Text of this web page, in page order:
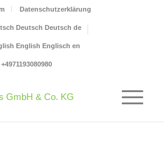
Datenschutzerklärung
Deutsch Deutsch de
English Englisch en
+4971193080980